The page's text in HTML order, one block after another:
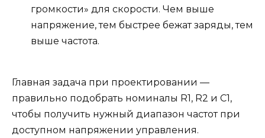
громкости» для скорости. Чем выше
напряжение, тем быстрее бежат заряды, тем
выше частота.
Главная задача при проектировании —
правильно подобрать номиналы R1, R2 и C1,
чтобы получить нужный диапазон частот при
доступном напряжении управления.